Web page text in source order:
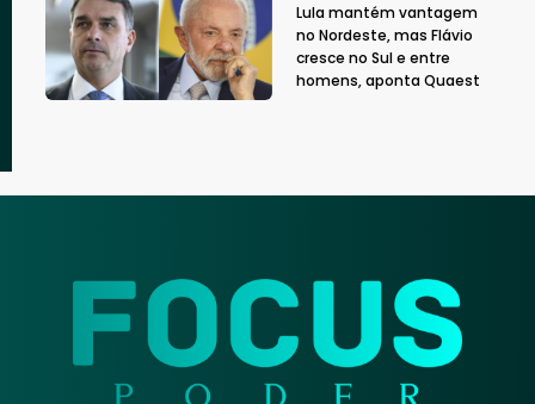
Lula mantém vantagem
no Nordeste, mas Flávio
cresce no Sul e entre
homens, aponta Quaest